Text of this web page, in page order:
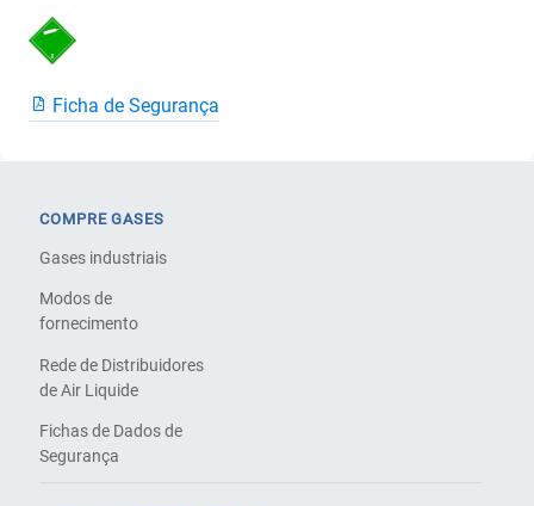
Ficha de Segurança
COMPRE GASES
Gases industriais
Modos de
fornecimento
Rede de Distribuidores
de Air Liquide
Fichas de Dados de
Segurança